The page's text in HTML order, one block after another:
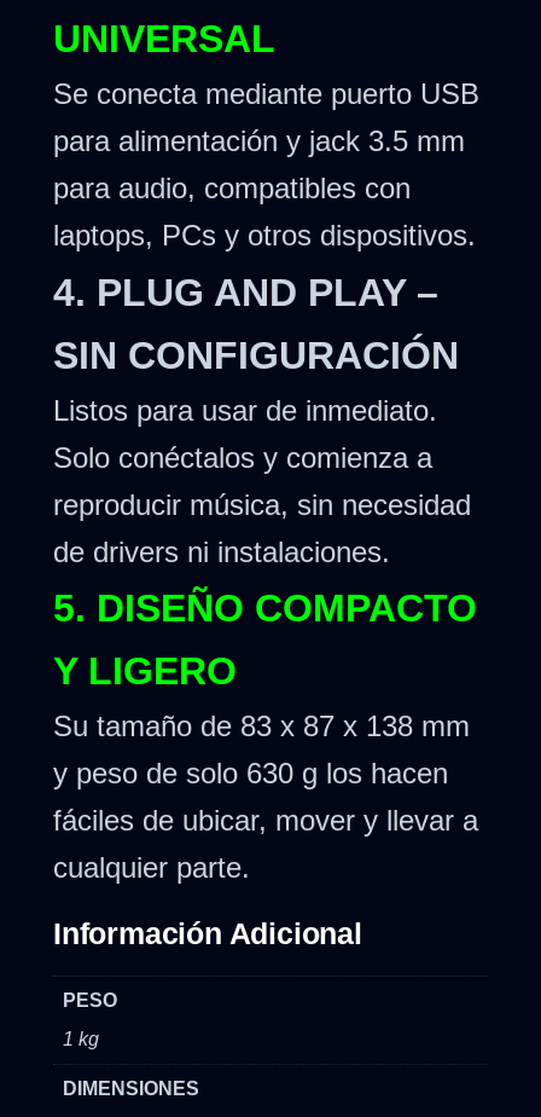
UNIVERSAL
Se conecta mediante puerto USB
para alimentación y jack 3.5 mm
para audio, compatibles con
laptops, PCs y otros dispositivos.
4. PLUG AND PLAY –
SIN CONFIGURACIÓN
Listos para usar de inmediato.
Solo conéctalos y comienza a
reproducir música, sin necesidad
de drivers ni instalaciones.
5. DISEÑO COMPACTO
Y LIGERO
Su tamaño de 83 x 87 x 138 mm
y peso de solo 630 g los hacen
fáciles de ubicar, mover y llevar a
cualquier parte.
Información Adicional
PESO
1 kg
DIMENSIONES